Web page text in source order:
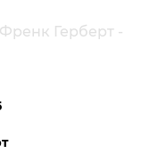
Герберт -